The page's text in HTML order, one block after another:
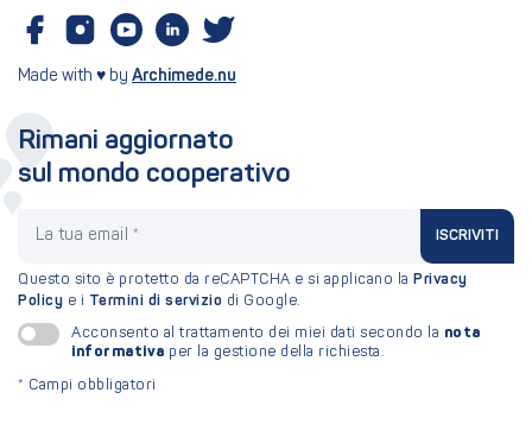
Made with ♥ by Archimede.nu
Rimani aggiornato
sul mondo cooperativo
ISCRIVITI
Questo sito è protetto da reCAPTCHA e si applicano la Privacy
Policy e i Termini di servizio di Google.
Acconsento al trattamento dei miei dati secondo la nota
informativa per la gestione della richiesta.
* Campi obbligatori